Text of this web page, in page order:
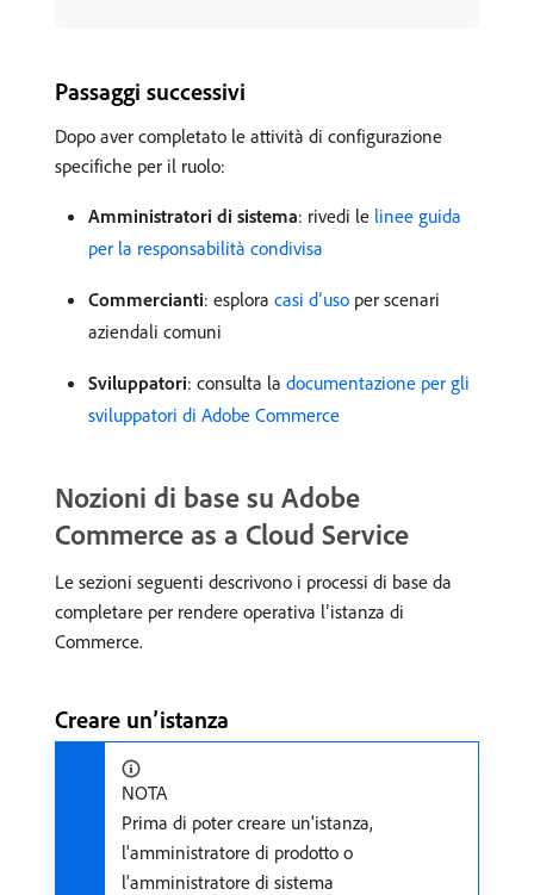
Passaggi successivi
Dopo aver completato le attività di configurazione
specifiche per il ruolo:
Amministratori di sistema: rivedi le linee guida
per la responsabilità condivisa
Commercianti: esplora casi d’uso per scenari
aziendali comuni
Sviluppatori: consulta la documentazione per gli
sviluppatori di Adobe Commerce
Nozioni di base su Adobe
Commerce as a Cloud Service
Le sezioni seguenti descrivono i processi di base da
completare per rendere operativa l’istanza di
Commerce.
Creare un’istanza
NOTA
Prima di poter creare un'istanza,
l'amministratore di prodotto o
l'amministratore di sistema